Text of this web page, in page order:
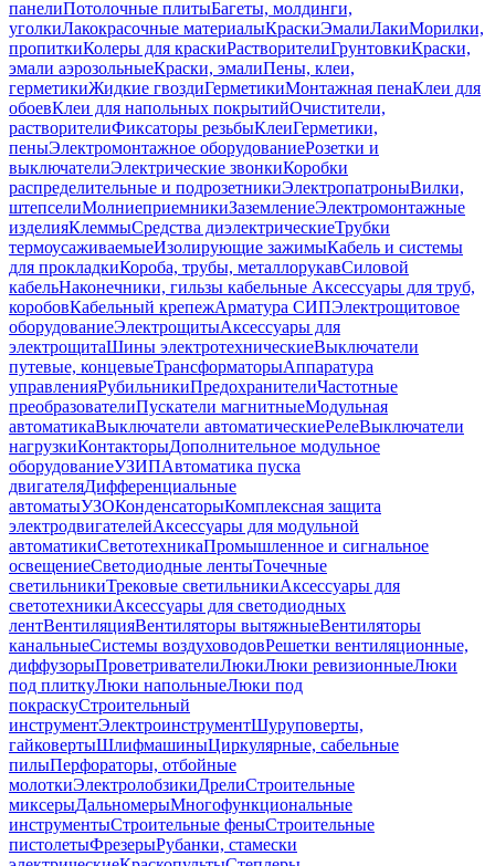
панелиПотолочные плитыБагеты, молдинги,
уголкиЛакокрасочные материалыКраскиЭмалиЛакиМорилки,
пропиткиКолеры для краскиРастворителиГрунтовкиКраски,
эмали аэрозольныеКраски, эмалиПены, клеи,
герметикиЖидкие гвоздиГерметикиМонтажная пенаКлеи для
обоевКлеи для напольных покрытийОчистители,
растворителиФиксаторы резьбыКлеиГерметики,
пеныЭлектромонтажное оборудованиеРозетки и
выключателиЭлектрические звонкиКоробки
распределительные и подрозетникиЭлектропатроныВилки,
штепселиМолниеприемникиЗаземлениеЭлектромонтажные
изделияКлеммыСредства диэлектрическиеТрубки
термоусаживаемыеИзолирующие зажимыКабель и системы
для прокладкиКороба, трубы, металлорукавСиловой
кабельНаконечники, гильзы кабельные Аксессуары для труб,
коробовКабельный крепежАрматура СИПЭлектрощитовое
оборудованиеЭлектрощитыАксессуары для
электрощитаШины электротехническиеВыключатели
путевые, концевыеТрансформаторыАппаратура
управленияРубильникиПредохранителиЧастотные
преобразователиПускатели магнитныеМодульная
автоматикаВыключатели автоматическиеРелеВыключатели
нагрузкиКонтакторыДополнительное модульное
оборудованиеУЗИПАвтоматика пуска
двигателяДифференциальные
автоматыУЗОКонденсаторыКомплексная защита
электродвигателейАксессуары для модульной
автоматикиСветотехникаПромышленное и сигнальное
освещениеСветодиодные лентыТочечные
светильникиТрековые светильникиАксессуары для
светотехникиАксессуары для светодиодных
лентВентиляцияВентиляторы вытяжныеВентиляторы
канальныеСистемы воздуховодовРешетки вентиляционные,
диффузорыПроветривателиЛюкиЛюки ревизионныеЛюки
под плиткуЛюки напольныеЛюки под
покраскуСтроительный
инструментЭлектроинструментШуруповерты,
гайковертыШлифмашиныЦиркулярные, сабельные
пилыПерфораторы, отбойные
молоткиЭлектролобзикиДрелиСтроительные
миксерыДальномерыМногофункциональные
инструментыСтроительные феныСтроительные
пистолетыФрезерыРубанки, стамески